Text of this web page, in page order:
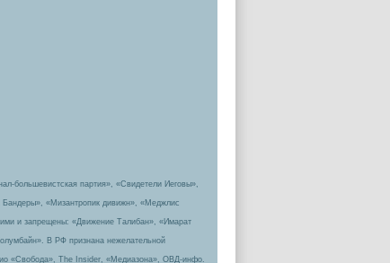
большевистская партия», «Свидетели Иеговы»,
«Мизантропик дивижн», «Меджлис
и запрещены: «Движение Талибан», «Имарат
В РФ признана нежелательной
«Свобода», The Insider, «Медиазона», ОВД-инфо.